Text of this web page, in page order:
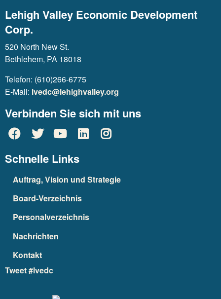
Lehigh Valley Economic Development
Corp.
520 North New St.
Bethlehem, PA 18018
Telefon: (610)266-6775
E-Mail: lvedc@lehighvalley.org
Verbinden Sie sich mit uns
Schnelle Links
Auftrag, Vision und Strategie
Board-Verzeichnis
Personalverzeichnis
Nachrichten
Kontakt
Tweet #lvedc